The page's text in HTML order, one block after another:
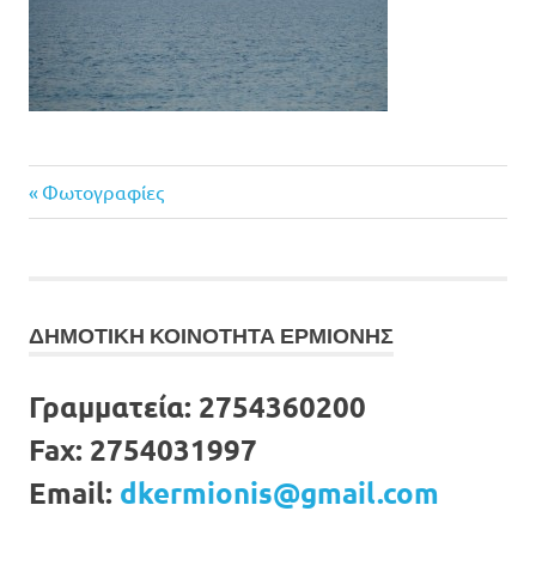
Πλοήγηση
Previous
Post:
Φωτογραφίες
ΔΗΜΟΤΙΚΗ ΚΟΙΝΟΤΗΤΑ ΕΡΜΙΟΝΗΣ
Γραμματεία: 2754360200
Fax: 2754031997
Email: dkermionis@gmail.com